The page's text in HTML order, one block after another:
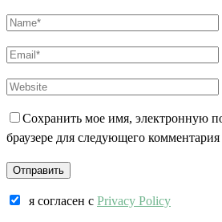
Сохранить мое имя, электронную
браузере для следующего комментария
я согласен c Privacy Policy